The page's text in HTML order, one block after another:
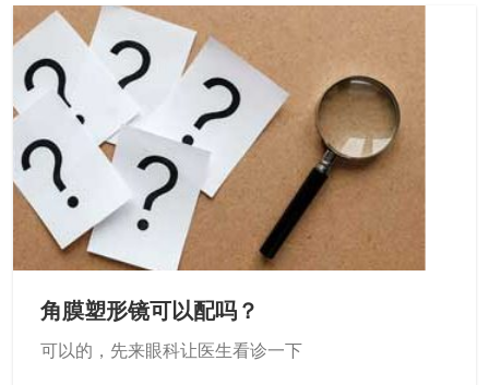
角膜塑形镜可以配吗？
可以的，先来眼科让医生看诊一下